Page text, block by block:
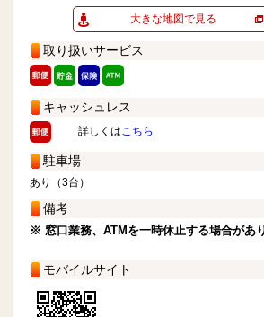
大きな地図で見る
取り扱いサービス
キャッシュレス
詳しくはこちら
駐車場
あり（3台）
備考
※ 窓口業務、ATMを一時休止する場合があり
モバイルサイト